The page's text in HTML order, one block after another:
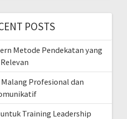
POSTS
Metode Pendekatan yang
Relevan
Profesional dan
Training Leadership